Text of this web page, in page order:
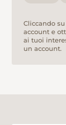
Cliccando
account e
ai tuoi
un account.